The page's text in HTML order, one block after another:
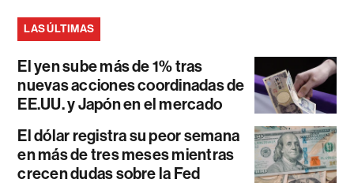
LAS ÚLTIMAS
El yen sube más de 1% tras
nuevas acciones coordinadas de
EE.UU. y Japón en el mercado
El dólar registra su peor semana
en más de tres meses mientras
crecen dudas sobre la Fed